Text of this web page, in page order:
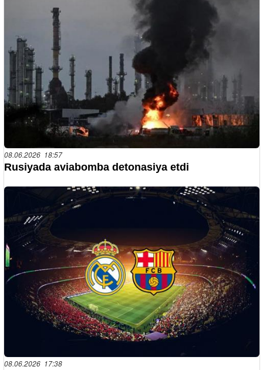
08.06.2026 18:57
Rusiyada aviabomba detonasiya etdi
08.06.2026 17:38